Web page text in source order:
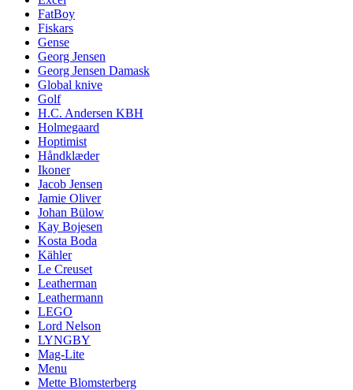
FatBoy
Fiskars
Gense
Georg Jensen
Georg Jensen Damask
Global knive
Golf
H.C. Andersen KBH
Holmegaard
Hoptimist
Håndklæder
Ikoner
Jacob Jensen
Jamie Oliver
Johan Bülow
Kay Bojesen
Kosta Boda
Kähler
Le Creuset
Leatherman
Leathermann
LEGO
Lord Nelson
LYNGBY
Mag-Lite
Menu
Mette Blomsterberg